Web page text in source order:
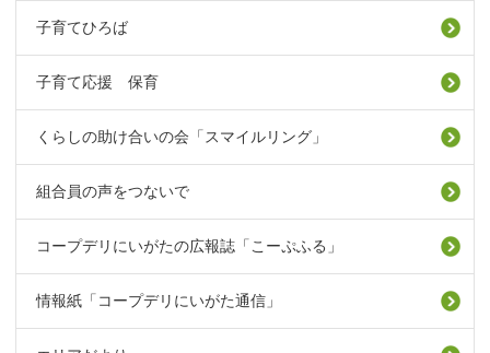
子育てひろば
子育て応援 保育
くらしの助け合いの会「スマイルリング」
組合員の声をつないで
コープデリにいがたの広報誌「こーぷふる」
情報紙「コープデリにいがた通信」